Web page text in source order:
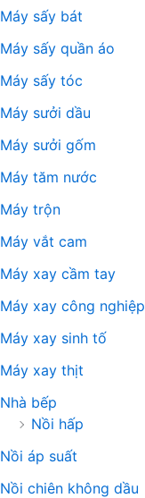
Máy sấy bát
Máy sấy quần áo
Máy sấy tóc
Máy sưởi dầu
Máy sưởi gốm
Máy tăm nước
Máy trộn
Máy vắt cam
Máy xay cầm tay
Máy xay công nghiệp
Máy xay sinh tố
Máy xay thịt
Nhà bếp
Nồi hấp
Nồi áp suất
Nồi chiên không dầu